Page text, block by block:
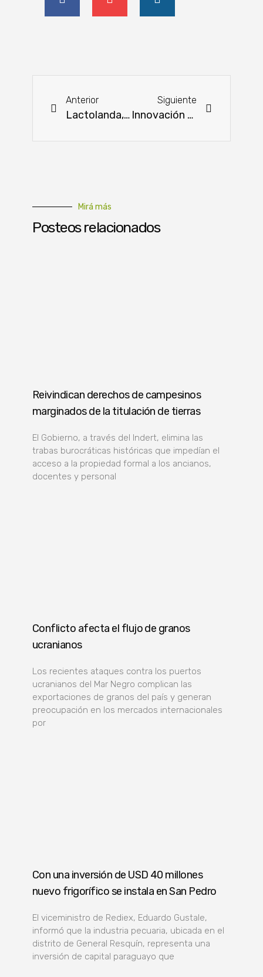
Anterior
Lactolanda, la más consumida en la categoría de Leche y Yoghurt
Siguiente
Innovación y aprendizaje para la lechería nacional
Mirá más
Posteos relacionados
Reivindican derechos de campesinos
marginados de la titulación de tierras
El Gobierno, a través del Indert, elimina las
trabas burocráticas históricas que impedían el
acceso a la propiedad formal a los ancianos,
docentes y personal
Conflicto afecta el flujo de granos
ucranianos
Los recientes ataques contra los puertos
ucranianos del Mar Negro complican las
exportaciones de granos del país y generan
preocupación en los mercados internacionales
por
Con una inversión de USD 40 millones
nuevo frigorífico se instala en San Pedro
El viceministro de Rediex, Eduardo Gustale,
informó que la industria pecuaria, ubicada en el
distrito de General Resquín, representa una
inversión de capital paraguayo que